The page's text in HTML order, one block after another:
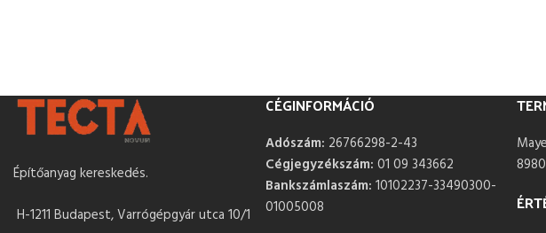
Építőanyag kereskedés.
H-1211 Budapest, Varrógépgyár utca 10/1
CÉGINFORMÁCIÓ
Adószám: 26766298-2-43
Cégjegyzékszám: 01 09 343662
Bankszámlaszám: 10102237-33490300-
01005008
8980